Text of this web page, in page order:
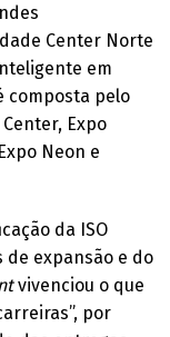
Center Norte
em
composta pelo
Expo
Neon e
da ISO
de expansão e do
vivenciou o que
por